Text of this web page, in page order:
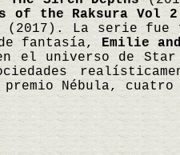
of the Raksura Vol
La serie fue
fantasía, Emilie
el universo de
Nébula, cuatro